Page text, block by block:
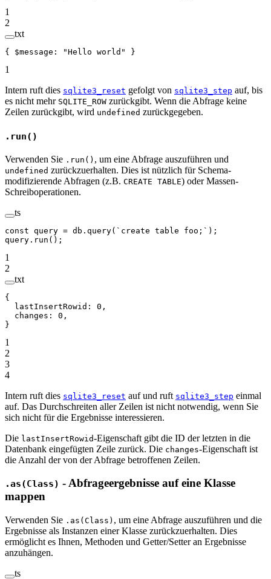
1
2
txt
{ $message: "Hello world" }
1
Intern ruft dies sqlite3_reset gefolgt von sqlite3_step auf, bis
es nicht mehr SQLITE_ROW zurückgibt. Wenn die Abfrage keine
Zeilen zurückgibt, wird undefined zurückgegeben.
.run()
Verwenden Sie .run() , um eine Abfrage auszuführen und
undefined zurückzuerhalten. Dies ist nützlich für Schema-
modifizierende Abfragen (z.B. CREATE TABLE) oder Massen-
Schreiboperationen.
ts
const query = db. query( `create table foo;` );
query. run ();
1
2
txt
{
  lastInsertRowid: 0,
  changes: 0,
}
1
2
3
4
Intern ruft dies sqlite3_reset auf und ruft sqlite3_step einmal
auf. Das Durchschreiten aller Zeilen ist nicht notwendig, wenn Sie
sich nicht für die Ergebnisse interessieren.
Die lastInsertRowid-Eigenschaft gibt die ID der letzten in die
Datenbank eingefügten Zeile zurück. Die changes-Eigenschaft ist
die Anzahl der von der Abfrage betroffenen Zeilen.
.as(Class) - Abfrageergebnisse auf eine Klasse
mappen
Verwenden Sie .as(Class) , um eine Abfrage auszuführen und die
Ergebnisse als Instanzen einer Klasse zurückzuerhalten. Dies
ermöglicht es Ihnen, Methoden und Getter/Setter an Ergebnisse
anzuhängen.
ts